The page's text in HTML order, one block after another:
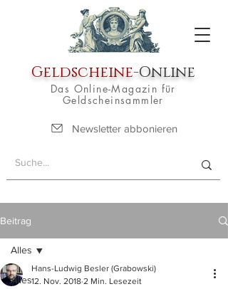
Geldscheine-Online
Das Online-Magazin für
Geldscheinsammler
Newsletter abbonieren
Beitrag
Alles
Alles
Hans-Ludwig Besler (Grabowski)
12. Nov. 2018 2 Min. Lesezeit